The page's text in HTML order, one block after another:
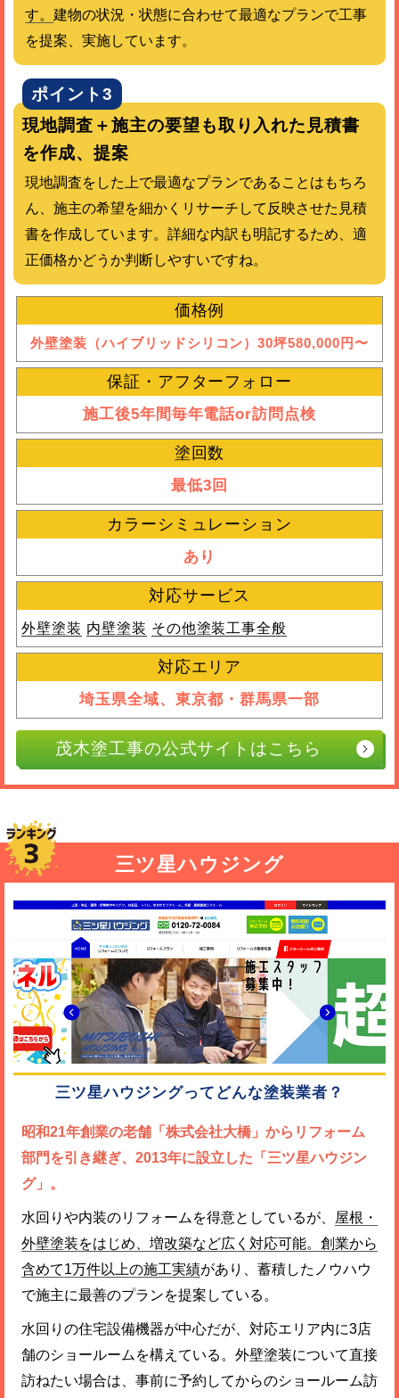
す。 建物の状況・状態に合わせて最適なプランで工事
を提案、実施しています。
ポイント3
現地調査＋施主の要望も取り入れた見積書
を作成、提案
現地調査をした上で最適なプランであることはもちろ
ん、施主の希望を細かくリサーチして反映させた見積
書を作成しています。詳細な内訳も明記するため、適
正価格かどうか判断しやすいですね。
価格例
外壁塗装（ハイブリッドシリコン）30坪580,000円〜
保証・アフターフォロー
施工後5年間毎年電話or訪問点検
塗回数
最低3回
カラーシミュレーション
あり
対応サービス
外壁塗装 内壁塗装 その他塗装工事全般
対応エリア
埼玉県全域、東京都・群馬県一部
茂木塗工事の公式サイトはこちら
三ツ星ハウジング
三ツ星ハウジングってどんな塗装業者？
昭和21年創業の老舗「株式会社大橋」からリフォーム
部門を引き継ぎ、2013年に設立した「三ツ星ハウジン
グ」。
水回りや内装のリフォームを得意としているが、
屋根・
外壁塗装をはじめ、増改築など広く対応可能。創業から
含めて1万件以上の施工実績があり、蓄積したノウハウ
で施主に最善のプランを提案している。
水回りの住宅設備機器が中心だが、対応エリア内に3店
舗のショールームを構えている。外壁塗装について直接
訪ねたい場合は、事前に予約してからのショールーム訪